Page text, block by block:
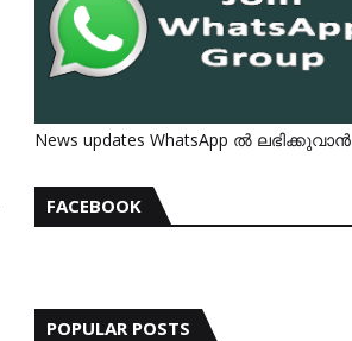
News updates WhatsApp ൽ ലഭിക്കുവാൻ
FACEBOOK
POPULAR POSTS